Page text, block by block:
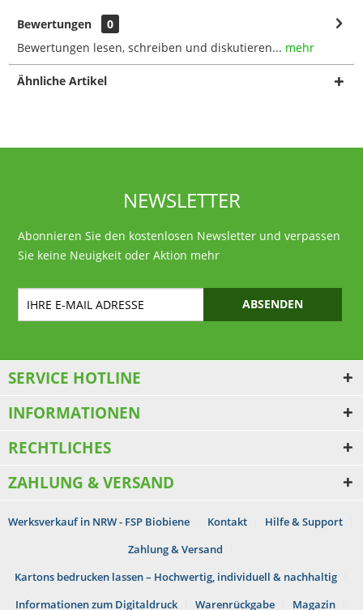
Bewertungen
0
Bewertungen lesen, schreiben und diskutieren... mehr
Ähnliche Artikel
NEWSLETTER
Abonnieren Sie den kostenlosen Newsletter und verpassen
Sie keine Neuigkeit oder Aktion mehr
ABSENDEN
SERVICE HOTLINE
INFORMATIONEN
RECHTLICHES
ZAHLUNG & VERSAND
Werksverkauf in NRW - FSP Biobiene Kontakt
Hilfe & Support
Zahlung & Versand
Kartons bedrucken lassen – Hochwertig, individuell & nachhaltig
Informationen zum Digitaldruck
Warenrückgabe Magazin